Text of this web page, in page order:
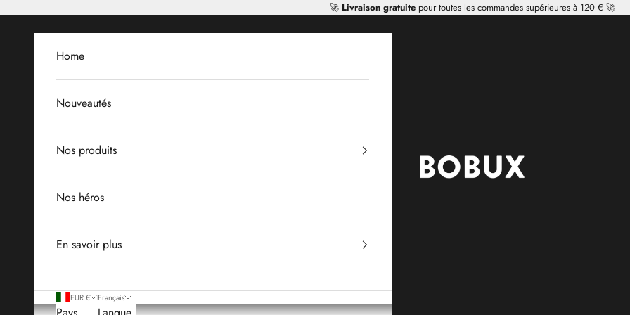
🚀 Livraison gratuite pour toutes les commandes supérieures à 120 € 🚀
Mr Tiggle - Distributor
Home
Nouveautés
Nos produits
Nos héros
En savoir plus
EUR € Français